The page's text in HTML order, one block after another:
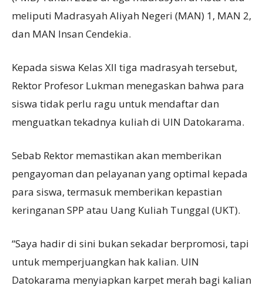
meliputi Madrasyah Aliyah Negeri (MAN) 1, MAN 2,
dan MAN Insan Cendekia.
Kepada siswa Kelas XII tiga madrasyah tersebut,
Rektor Profesor Lukman menegaskan bahwa para
siswa tidak perlu ragu untuk mendaftar dan
menguatkan tekadnya kuliah di UIN Datokarama.
Sebab Rektor memastikan akan memberikan
pengayoman dan pelayanan yang optimal kepada
para siswa, termasuk memberikan kepastian
keringanan SPP atau Uang Kuliah Tunggal (UKT).
“Saya hadir di sini bukan sekadar berpromosi, tapi
untuk memperjuangkan hak kalian. UIN
Datokarama menyiapkan karpet merah bagi kalian